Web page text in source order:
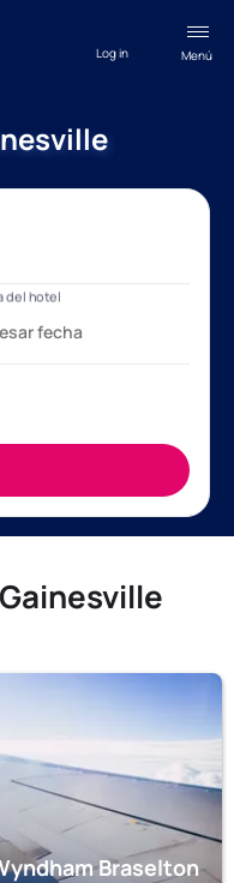
Menú
Log in
Braselton